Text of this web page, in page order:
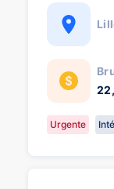
Urgente